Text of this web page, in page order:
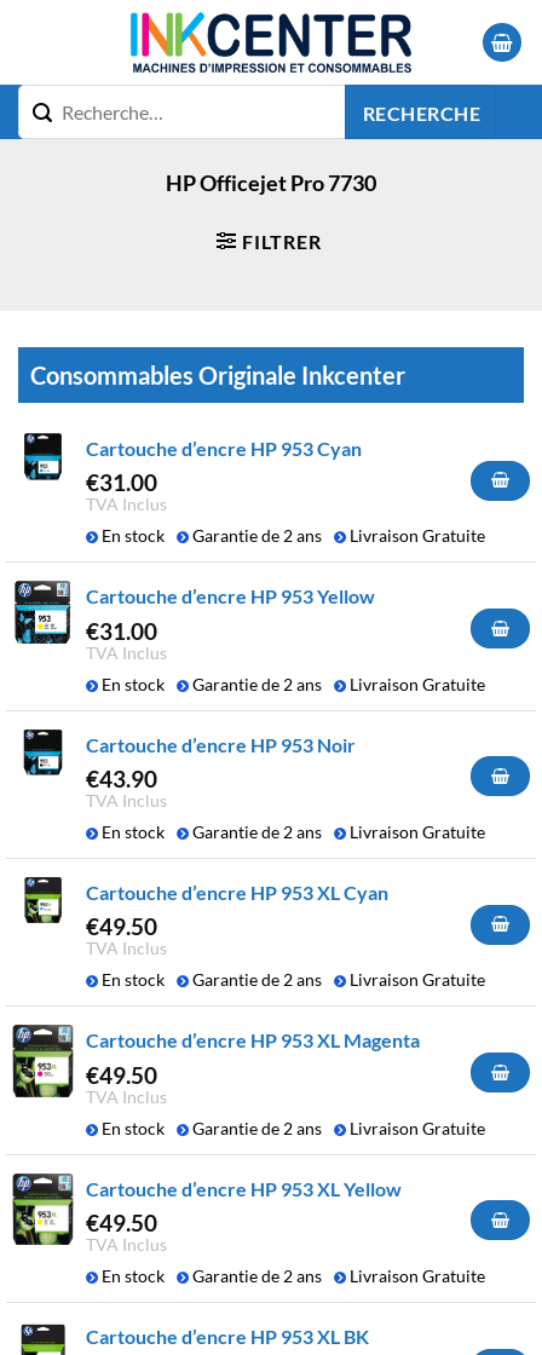
RECHERCHE
HP Officejet Pro 7730
FILTRER
Consommables Originale Inkcenter
Cartouche d’encre HP 953 Cyan
€31.00
TVA Inclus
En stock
Garantie de 2 ans Livraison Gratuite
Cartouche d’encre HP 953 Yellow
€31.00
TVA Inclus
En stock
Garantie de 2 ans Livraison Gratuite
Cartouche d’encre HP 953 Noir
€43.90
TVA Inclus
En stock
Garantie de 2 ans Livraison Gratuite
Cartouche d’encre HP 953 XL Cyan
€49.50
TVA Inclus
En stock
Garantie de 2 ans Livraison Gratuite
Cartouche d’encre HP 953 XL Magenta
€49.50
TVA Inclus
En stock
Garantie de 2 ans Livraison Gratuite
Cartouche d’encre HP 953 XL Yellow
€49.50
TVA Inclus
En stock
Garantie de 2 ans Livraison Gratuite
Cartouche d’encre HP 953 XL BK